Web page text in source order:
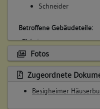
Schneider
Betroffene Gebäudeteile:
keine
4. Besitzer:in:
Fotos
Zugeordnete
Besigheimer